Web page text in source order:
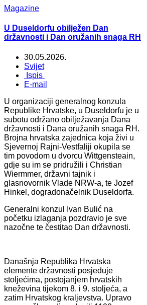
Magazine
U Duseldorfu obilježen Dan
državnosti i Dan oružanih snaga RH
30.05.2026.
Svijet
Ispis
E-mail
U organizaciji generalnog konzula
Republike Hrvatske, u Duseldorfu je u
subotu održano obilježavanja Dana
državnosti i Dana oružanih snaga RH.
Brojna hrvatska zajednica koja živi u
Sjevernoj Rajni-Vestfaliji okupila se
tim povodom u dvorcu Wittgensteain,
gdje su im se pridružili i Christian
Wiermmer, državni tajnik i
glasnovornik Vlade NRW-a, te Jozef
Hinkel, dogradonačelnik Duseldorfa.
Generalni konzul Ivan Bulić na
početku izlaganja pozdravio je sve
nazočne te čestitao Dan državnosti.
Današnja Republika Hrvatska
elemente državnosti posjeduje
stoljećima, postojanjem hrvatskih
kneževina tijekom 8. i 9. stoljeća, a
zatim Hrvatskog kraljevstva. Upravo